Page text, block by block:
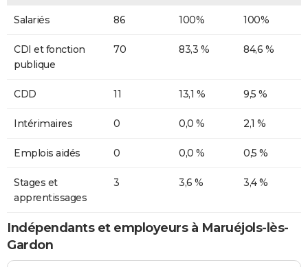
Salariés 86 100% 100%
CDI et fonction
publique
70 83,3 % 84,6 %
CDD 11 13,1 % 9,5 %
Intérimaires 0 0,0 % 2,1 %
Emplois aidés 0 0,0 % 0,5 %
Stages et
apprentissages
3 3,6 % 3,4 %
Indépendants et employeurs à Maruéjols-lès-
Gardon